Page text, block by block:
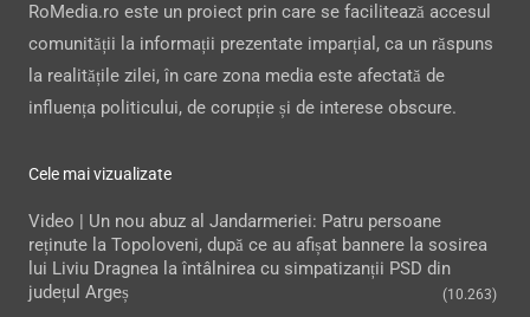
RoMedia.ro este un proiect prin care se facilitează accesul
comunității la informații prezentate imparțial, ca un răspuns
la realitățile zilei, în care zona media este afectată de
influența politicului, de corupție și de interese obscure.
Cele mai vizualizate
Video | Un nou abuz al Jandarmeriei: Patru persoane
reținute la Topoloveni, după ce au afișat bannere la sosirea
lui Liviu Dragnea la întâlnirea cu simpatizanții PSD din
județul Argeș
(10.263)